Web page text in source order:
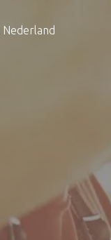
Nederland